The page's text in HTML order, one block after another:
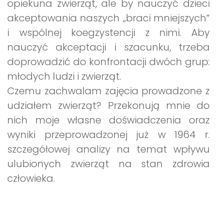
opiekuna zwierząt, ale by nauczyć dzieci
akceptowania naszych „braci mniejszych”
i wspólnej koegzystencji z nimi. Aby
nauczyć akceptacji i szacunku, trzeba
doprowadzić do konfrontacji dwóch grup:
młodych ludzi i zwierząt.
Czemu zachwalam zajęcia prowadzone z
udziałem zwierząt? Przekonują mnie do
nich moje własne doświadczenia oraz
wyniki przeprowadzonej już w 1964 r.
szczegółowej analizy na temat wpływu
ulubionych zwierząt na stan zdrowia
człowieka.